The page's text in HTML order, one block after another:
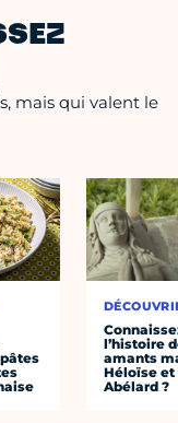
mais qui valent le
l’histoire
amants
Héloïse et
Abélard ?